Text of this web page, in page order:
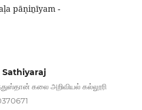
pāṇiṉīyam -
Sathiyaraj
கலை அறிவியல் கல்லூரி